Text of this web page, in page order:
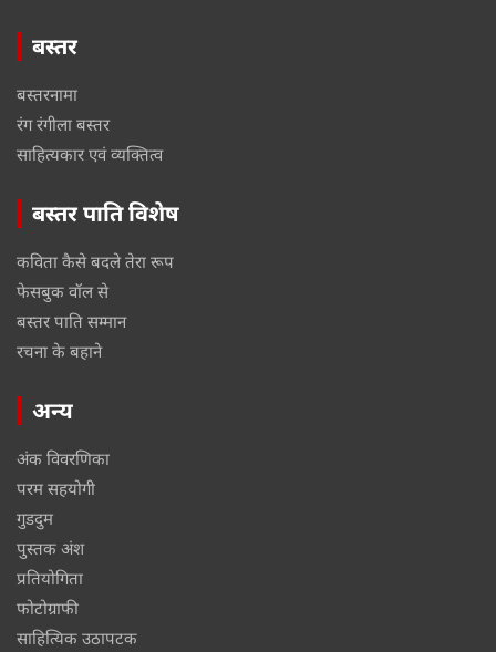
बस्तर
बस्तरनामा
रंग रंगीला बस्तर
साहित्यकार एवं व्यक्तित्व
बस्तर पाति विशेष
कविता कैसे बदले तेरा रूप
फेसबुक वॉल से
बस्तर पाति सम्मान
रचना के बहाने
अन्य
अंक विवरणिका
परम सहयोगी
गुडदुम
पुस्तक अंश
प्रतियोगिता
फोटोग्राफी
साहित्यिक उठापटक